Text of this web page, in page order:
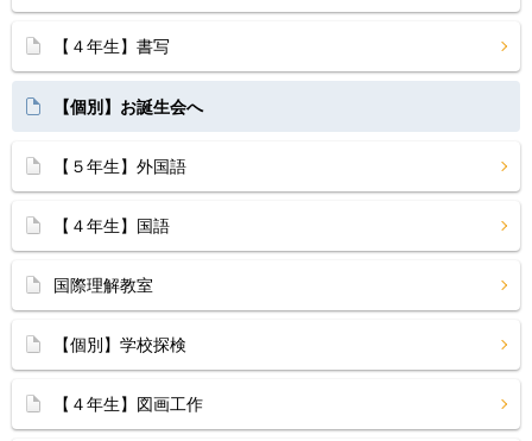
【４年生】書写
【個別】お誕生会へ
【５年生】外国語
【４年生】国語
国際理解教室
【個別】学校探検
【４年生】図画工作